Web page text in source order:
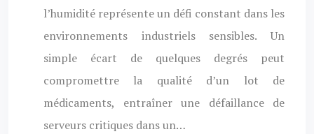
l’humidité représente un défi constant dans les
environnements industriels sensibles. Un
simple écart de quelques degrés peut
compromettre la qualité d’un lot de
médicaments, entraîner une défaillance de
serveurs critiques dans un…